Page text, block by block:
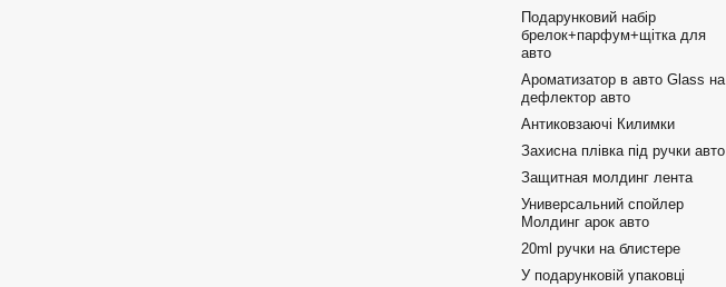
Подарунковий набір
брелок+парфум+щітка для
авто
Ароматизатор в авто Glass на
дефлектор авто
Антиковзаючі Килимки
Захисна плівка під ручки авто
Защитная молдинг лента
Универсальний спойлер
Молдинг арок авто
20ml ручки на блистере
У подарунковій упаковці